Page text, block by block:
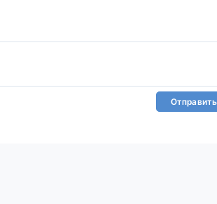
Отправить